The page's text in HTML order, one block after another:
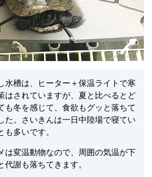
水槽は、ヒーター＋保温ライトで寒
はされていますが、夏と比べるとど
も冬を感じて、食欲もグッと落ちて
た。さいきんは一日中陸場で寝てい
も多いです。
は変温動物なので、周囲の気温が下
代謝も落ちてきます。